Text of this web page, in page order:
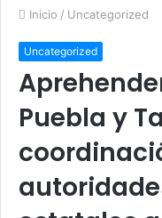
Inicio / Uncategorized
Uncategorized
Puebla y